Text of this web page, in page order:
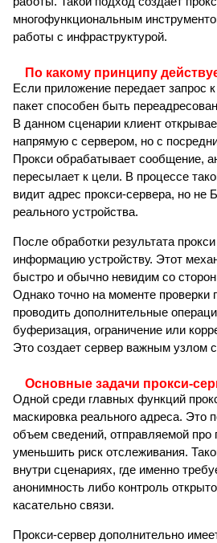
многофункциональным
работы с инфраструктурой.
По какому принципу
Если приложение передает запрос
пакет способен быть
В данном сценарии клиент
напрямую с сервером, но с
Прокси обрабатывает сообщение,
пересылает к цели. В процессе
видит адрес прокси-сервера, но не
реального устройства.
После обработки результата
информацию устройству. Этот
быстро и обычно невидим со
Однако точно на моменте проверки
проводить дополнительные
буферизация, ограничение или
Это создает сервер важным узлом
Основные задачи прокси-
Одной среди главных функций
маскировка реального адреса. Это
объем сведений, отправляемой про
уменьшить риск отслеживания.
внутри сценариях, где именно
анонимность либо контроль
касательно связи.
Прокси-сервер дополнительно